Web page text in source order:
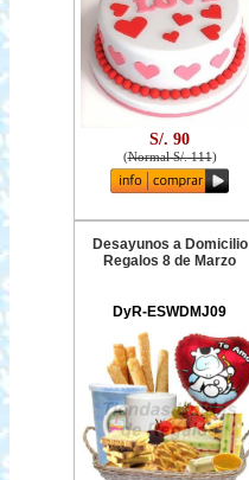
S/. 90
(Normal S/. 111)
Desayunos a Domicilio
Regalos 8 de Marzo
DyR-ESWDMJ09